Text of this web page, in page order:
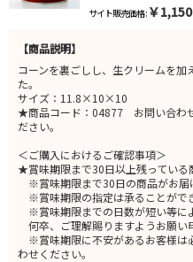
サイト販売価格 : ￥1,150
【商品説明】
コーンを裏ごしし、生クリームを加
た。
サイズ：11.8×10×10
★商品コード：04877 お問い合わ
ださい。
＜ご購入におけるご確認事項＞
★賞味期限まで30日以上残っている
※賞味期限まで30日の商品がお届
※賞味期限の指定は承ることがで
※賞味期限までの日数が短い等に
何卒、ご理解賜りますようお願い
※賞味期限に不安があるお客様は
わせください。